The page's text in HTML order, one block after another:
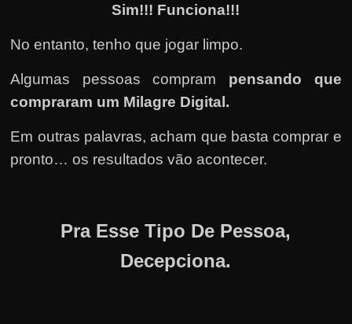
Sim!!! Funciona!!!
No entanto, tenho que jogar limpo.
Algumas pessoas compram pensando que
compraram um Milagre Digital.
Em outras palavras, acham que basta comprar e
pronto… os resultados vão acontecer.
Pra Esse Tipo De Pessoa,
Decepciona.